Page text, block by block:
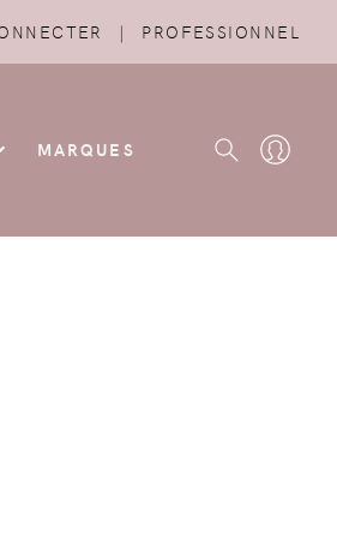
| PROFESSIONNEL
MARQUES